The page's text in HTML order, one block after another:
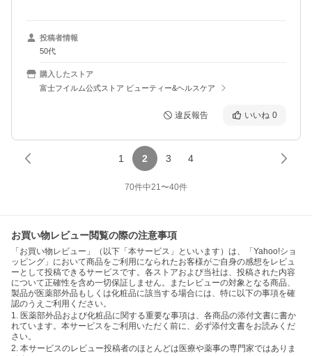
投稿者情報
50代
購入したストア
富士フイルム公式ストア ビューティー&ヘルスケア
違反報告 いいね 0
1 2 3 4
70件中21〜40件
お買い物レビュー閲覧の際の注意事項
「お買い物レビュー」（以下「本サービス」といいます）は、「Yahoo!ショ
ッピング」において商品をご利用になられたお客様がご自身の感想をレビュ
ーとして投稿できるサービスです。各ストアおよび当社は、投稿された内容
について正確性を含め一切保証しません。またレビューの対象となる商品、
製品が医薬部外品もしくは化粧品に該当する場合には、特に以下の事項を確
認のうえご利用ください。
1. 医薬部外品および化粧品に関する重要な事項は、各商品の添付文書に書か
れています。本サービスをご利用いただく前に、必ず添付文書をお読みくだ
さい。
2. 本サービスのレビュー投稿者のほとんどは医療や薬事の専門家ではありま